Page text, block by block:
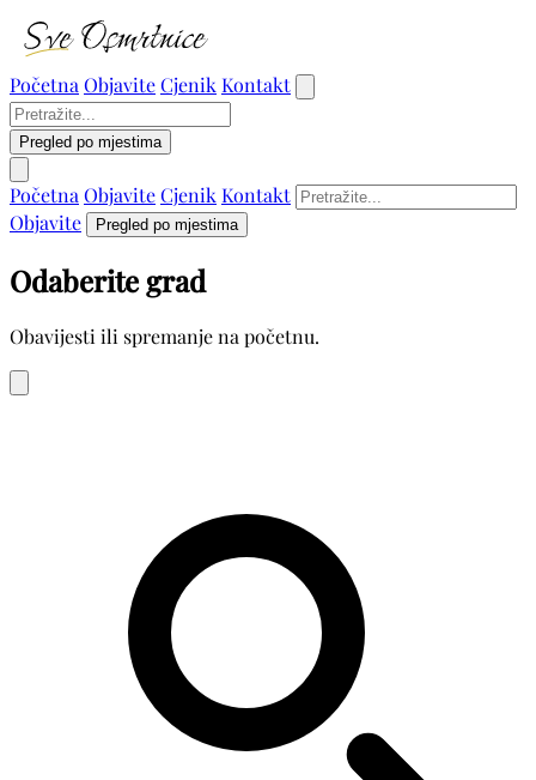
Početna ObjaviteCjenik Kontakt
Pregled po mjestima
Početna ObjaviteCjenik Kontakt
Objavite
Pregled po mjestima
Odaberite grad
Obavijesti ili spremanje na početnu.